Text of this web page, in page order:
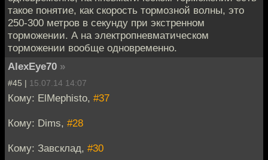
такое понятие, как скорость тормозной волны, это
250-300 метров в секунду при экстренном
торможении. А на электропневматическом
торможении вообще одновременно.
AlexEye70 »
#45 | 15.07.14 14:07
Кому: ElMephisto, #37
Кому: Dims, #28
Кому: Завсклад, #30